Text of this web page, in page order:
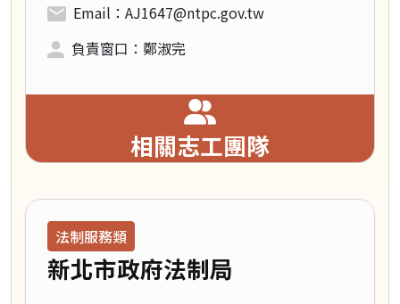
Email：AJ1647@ntpc.gov.tw
負責窗口：鄭淑完
相關志工團隊
領域類別：
法制服務類
新北市政府法制局